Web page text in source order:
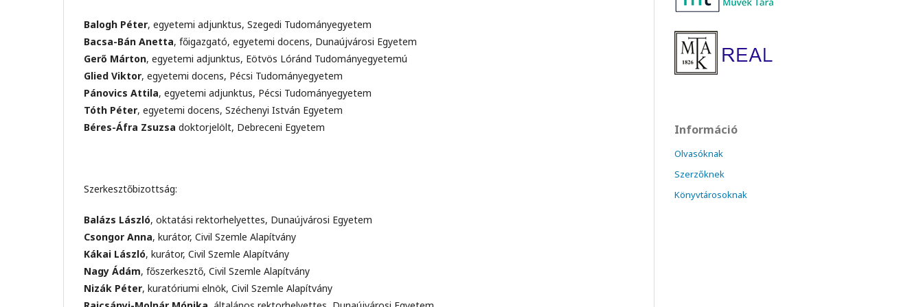
Balogh Péter, egyetemi adjunktus, Szegedi Tudományegyetem
Bacsa-Bán Anetta, főigazgató, egyetemi docens, Dunaújvárosi Egyetem
Gerő Márton, egyetemi adjunktus, Eötvös Lóránd Tudományegyetemú
Glied Viktor, egyetemi docens, Pécsi Tudományegyetem
Pánovics Attila, egyetemi adjunktus, Pécsi Tudományegyetem
Tóth Péter, egyetemi docens, Széchenyi István Egyetem
Béres-Áfra Zsuzsa doktorjelölt, Debreceni Egyetem
Szerkesztőbizottság:
Balázs László, oktatási rektorhelyettes, Dunaújvárosi Egyetem
Csongor Anna, kurátor, Civil Szemle Alapítvány
Kákai László, kurátor, Civil Szemle Alapítvány
Nagy Ádám, főszerkesztő, Civil Szemle Alapítvány
Nizák Péter, kuratóriumi elnök, Civil Szemle Alapítvány
Információ
Olvasóknak
Szerzőknek
Könyvtárosoknak